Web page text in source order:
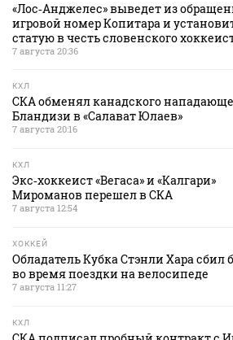
«Лос‑Анджелес» выведет из
игровой номер Копитара и
статую в честь словенского
7 августа 20:36
КХЛ
СКА обменял канадского
Бландизи в «Салават Юлаев»
7 августа 20:16
КХЛ
Экс‑хоккеист «Вегаса» и «Калгари»
Мироманов перешел в СКА
7 августа 12:54
ХОККЕЙ
Обладатель Кубка Стэнли Хара сбил
во время поездки на велосипеде
7 августа 11:27
КХЛ